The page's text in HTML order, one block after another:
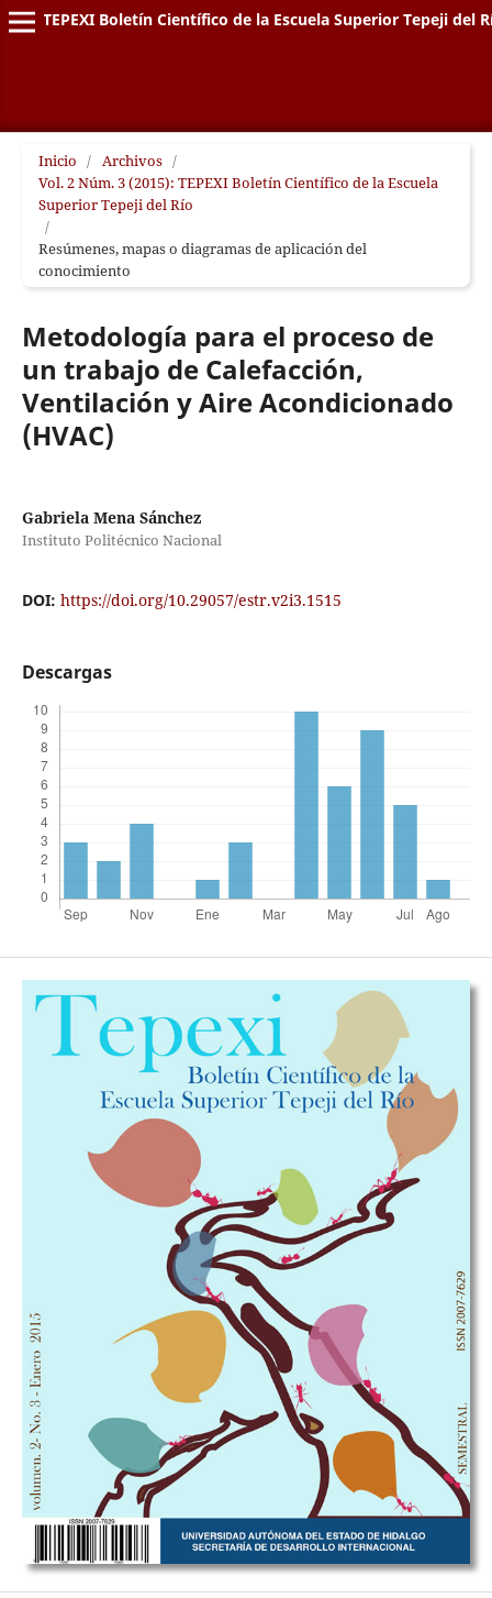
TEPEXI Boletín Científico de la Escuela Superior Tepeji del
Inicio / Archivos /
Vol. 2 Núm. 3 (2015): TEPEXI Boletín Científico de la Escuela
Superior Tepeji del Río
/
Resúmenes, mapas o diagramas de aplicación del
conocimiento
Metodología para el proceso de
un trabajo de Calefacción,
Ventilación y Aire Acondicionado
(HVAC)
Gabriela Mena Sánchez
Instituto Politécnico Nacional
DOI: https://doi.org/10.29057/estr.v2i3.1515
Descargas